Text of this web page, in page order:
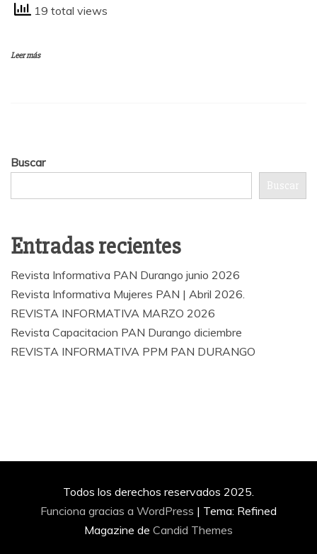
19 total views
Leer más
Buscar
Buscar
Entradas recientes
Revista Informativa PAN Durango junio 2026
Revista Informativa Mujeres PAN | Abril 2026.
REVISTA INFORMATIVA MARZO 2026
Revista Capacitacion PAN Durango diciembre
REVISTA INFORMATIVA PPM PAN DURANGO
Todos los derechos reservados 2025.
Funciona gracias a WordPress | Tema: Refined
Magazine de Candid Themes